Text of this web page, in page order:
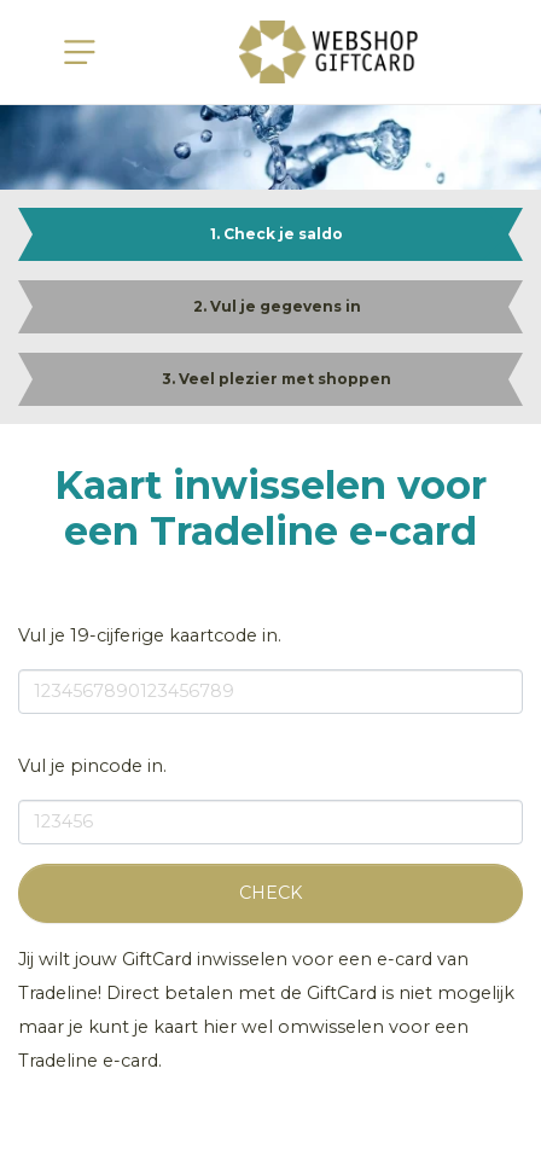
1. Check je saldo
2. Vul je gegevens in
3. Veel plezier met shoppen
Kaart inwisselen voor
een Tradeline e-card
Vul je 19-cijferige kaartcode in.
Vul je pincode in.
CHECK
Jij wilt jouw GiftCard inwisselen voor een e-card van
Tradeline! Direct betalen met de GiftCard is niet mogelijk
maar je kunt je kaart hier wel omwisselen voor een
Tradeline e-card.